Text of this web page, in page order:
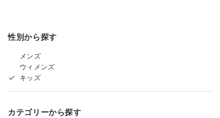
性別から探す
メンズ
ウィメンズ
キッズ
カテゴリーから探す